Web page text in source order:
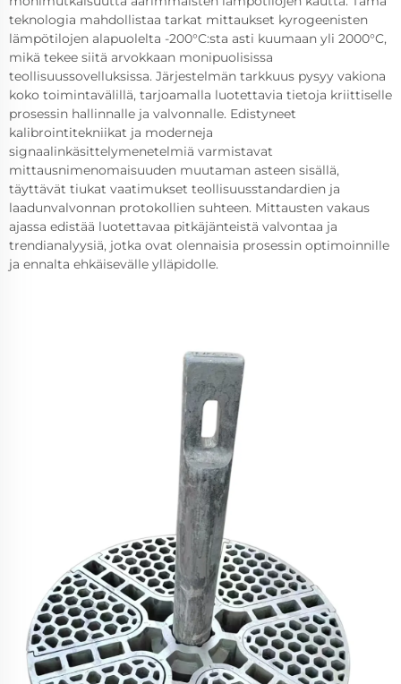
teknologia mahdollistaa tarkat mittaukset kyrogeenisten
lämpötilojen alapuolelta -200°C:sta asti kuumaan yli 2000°C,
mikä tekee siitä arvokkaan monipuolisissa
teollisuussovelluksissa. Järjestelmän tarkkuus pysyy vakiona
koko toimintavälillä, tarjoamalla luotettavia tietoja kriittiselle
prosessin hallinnalle ja valvonnalle. Edistyneet
kalibrointitekniikat ja moderneja
signaalinkäsittelymenetelmiä varmistavat
mittausnimenomaisuuden muutaman asteen sisällä,
täyttävät tiukat vaatimukset teollisuusstandardien ja
laadunvalvonnan protokollien suhteen. Mittausten vakaus
ajassa edistää luotettavaa pitkäjänteistä valvontaa ja
trendianalyysiä, jotka ovat olennaisia prosessin optimoinnille
ja ennalta ehkäisevälle ylläpidolle.